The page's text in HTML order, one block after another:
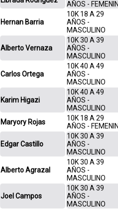
AÑOS -
Hernan Barria
10K 18 A 29
AÑOS -
MASCULINO
Alberto Vernaza
10K 30 A 39
AÑOS -
MASCULINO
Carlos Ortega
10K 40 A 49
AÑOS -
MASCULINO
Karim Higazi
10K 40 A 49
AÑOS -
MASCULINO
Maryory Rojas
10K 18 A 29
AÑOS -
Edgar Castillo
10K 30 A 39
AÑOS -
MASCULINO
Alberto Agrazal
10K 30 A 39
AÑOS -
MASCULINO
Joel Campos
10K 30 A 39
AÑOS -
MASCULINO